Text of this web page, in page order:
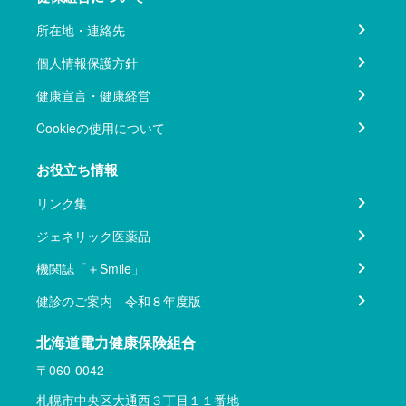
所在地・連絡先
個人情報保護方針
健康宣言・健康経営
Cookieの使用について
お役立ち情報
リンク集
ジェネリック医薬品
機関誌「＋Smile」
健診のご案内 令和８年度版
北海道電力健康保険組合
〒060-0042
札幌市中央区大通西３丁目１１番地